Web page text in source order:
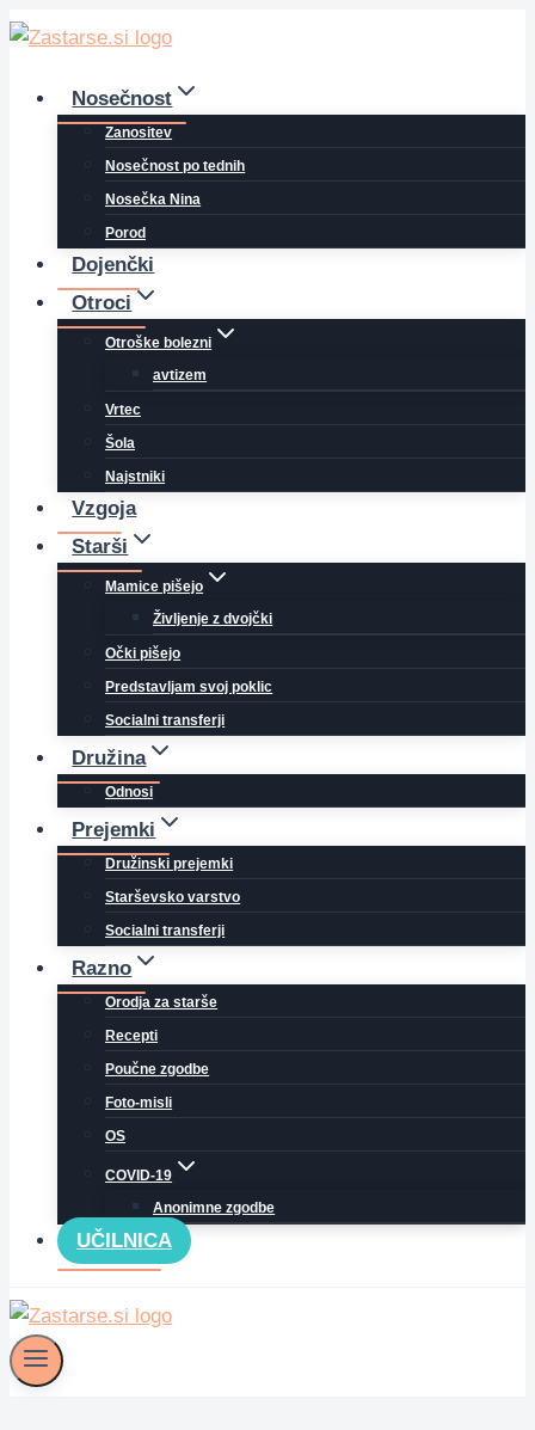
Skip
contentNosečnost
Zanositev
Nosečnost po tednih
Nosečka Nina
Porod
Dojenčki
Otroci
Otroške bolezni
avtizem
Vrtec
Šola
Najstniki
Vzgoja
Starši
Mamice pišejo
Življenje z dvojčki
Očki pišejo
Predstavljam svoj poklic
Socialni transferji
Družina
Odnosi
Prejemki
Družinski prejemki
Starševsko varstvo
Socialni transferji
Razno
Orodja za starše
Recepti
Poučne zgodbe
Foto-misli
OS
COVID-19
Anonimne zgodbe
UČILNICA